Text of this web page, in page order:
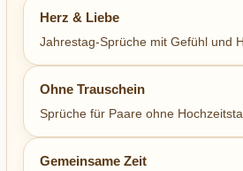
Herz & Liebe
Jahrestag-Sprüche mit Gefühl und
Ohne Trauschein
Sprüche für Paare ohne
Gemeinsame Zeit